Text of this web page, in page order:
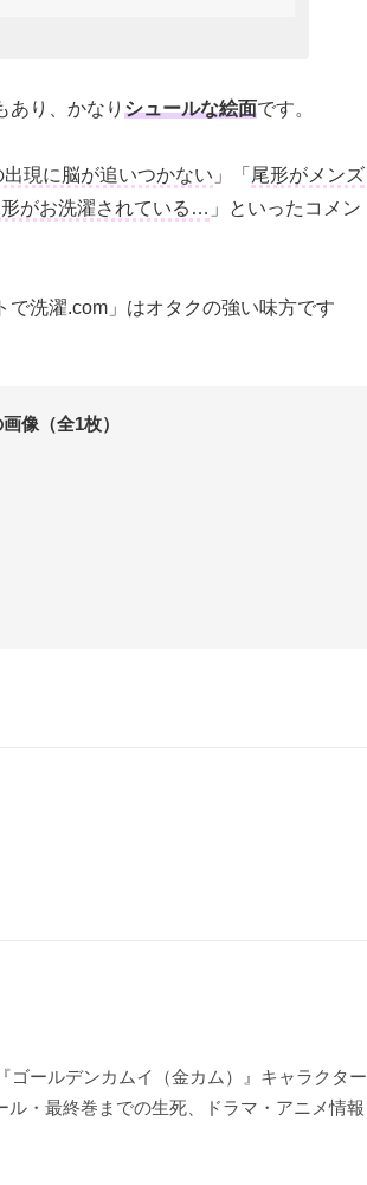
あり、かなり シュールな絵面です。
現に脳が追いつかない 」「 尾形がメンズ
がお洗濯されている… 」といったコメン
洗濯.com」はオタクの強い味方です
像（全1枚）
ゴールデンカムイ（金カム）』キャラクター
ル・最終巻までの生死、ドラマ・アニメ情報